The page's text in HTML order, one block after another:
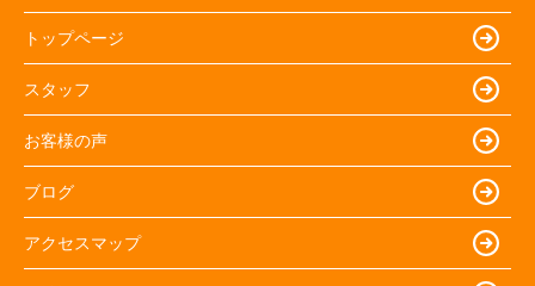
トップページ
スタッフ
お客様の声
ブログ
アクセスマップ